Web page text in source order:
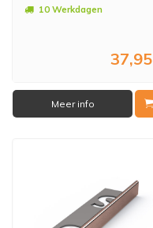
10 Werkdagen
37,95
Meer info